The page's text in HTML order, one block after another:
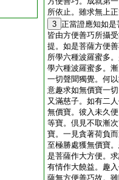
所依止。雖求無上
3 正當證應知如
皆由方便善巧所攝
提。如是菩薩方便
所學六種波羅蜜多
學六種波羅蜜多。
一切聲聞獨覺。何
意趣求如無價寶一
又滿慈子。如有二
無價寶。彼入未久
等寶。倶見不取漸
寶。一見貪著荷負
至極勝處獲無價寶
是菩薩作大方便。
有情作大饒益。趣
薩無方便善巧故。